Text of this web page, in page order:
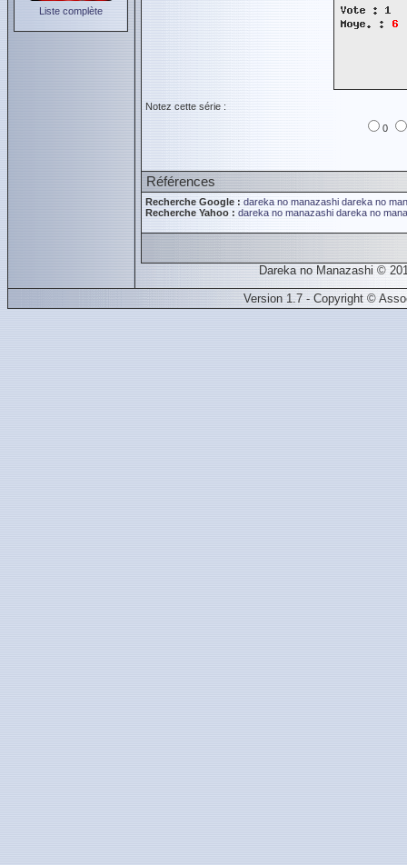
Liste complète
Notez cette série :
0
Références
Recherche Google : dareka no manazashi dareka no
Recherche Yahoo : dareka no manazashi dareka no
Dareka no Manazashi ©
Version 1.7 - Copyright ©